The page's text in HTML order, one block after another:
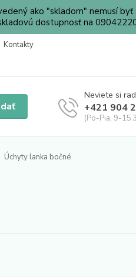
ako "skladom" nemusí byť
dostupnosť na
Kontakty
Neviete si
+421 904
(Po-Pia, 9-
Úchyty lanka bočné